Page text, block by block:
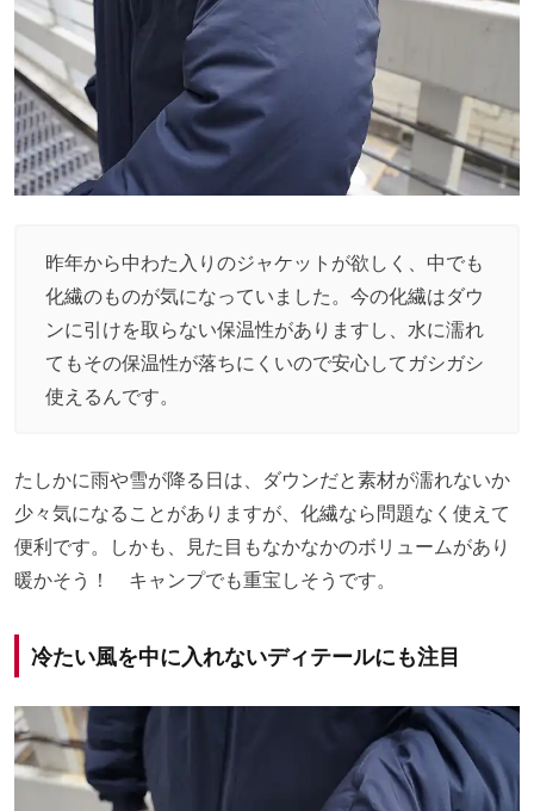
昨年から中わた入りのジャケットが欲しく、中でも
化繊のものが気になっていました。今の化繊はダウ
ンに引けを取らない保温性がありますし、水に濡れ
てもその保温性が落ちにくいので安心してガシガシ
使えるんです。
たしかに雨や雪が降る日は、ダウンだと素材が濡れないか
少々気になることがありますが、化繊なら問題なく使えて
便利です。しかも、見た目もなかなかのボリュームがあり
暖かそう！ キャンプでも重宝しそうです。
冷たい風を中に入れないディテールにも注目